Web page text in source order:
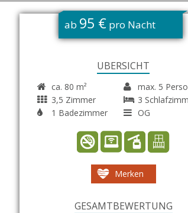
ab 95 € pro Nacht
ÜBERSICHT
ca. 80 m²
max. 5
3,5 Zimmer
3
1 Badezimmer
OG
Merken
GESAMTBEWERTUNG